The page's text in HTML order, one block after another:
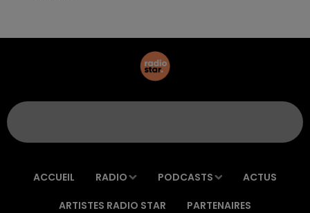
ACCUEIL RADIO PODCASTS ACTUS
ARTISTES RADIO STAR PARTENAIRES